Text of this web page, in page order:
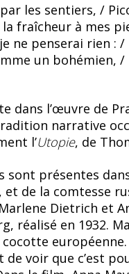
les sentiers, /
la fraîcheur à mes
ne penserai rien :
un bohémien,
dans l’œuvre de
narrative
l’Utopie, de
sont présentes
de la comtesse
Dietrich et
réalisé en 1932.
voir que c’est